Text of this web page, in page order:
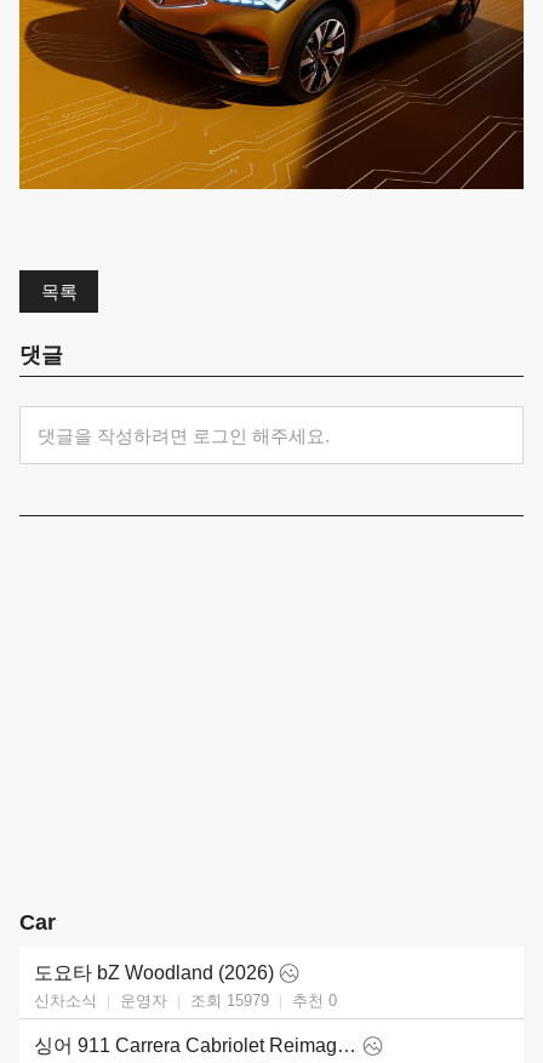
목록
댓글
댓글을 작성하려면 로그인 해주세요.
Car
도요타 bZ Woodland (2026)
신차소식 운영자 조회 15979 추천 0
싱어 911 Carrera Cabriolet Reimagined Type 964 (2026)